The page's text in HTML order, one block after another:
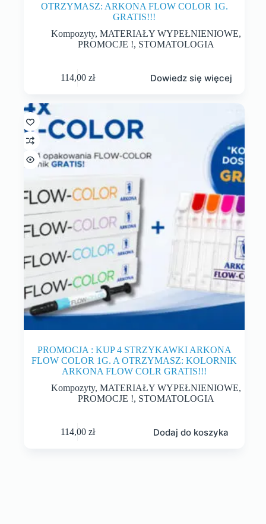
OTRZYMASZ: ARKONA FLOW COLOR 1G.
GRATIS!!!
Kompozyty,MATERIAŁY WYPEŁNIENIOWE,
PROMOCJE !, STOMATOLOGIA
114,00 zł Dowiedz się więcej
PROMOCJA : KUP 4 STRZYKAWKI ARKONA
FLOW COLOR 1G. A OTRZYMASZ: KOLORNIK
ARKONA FLOW COLR GRATIS!!!
Kompozyty,MATERIAŁY WYPEŁNIENIOWE,
PROMOCJE !, STOMATOLOGIA
114,00 zł Dodaj do koszyka